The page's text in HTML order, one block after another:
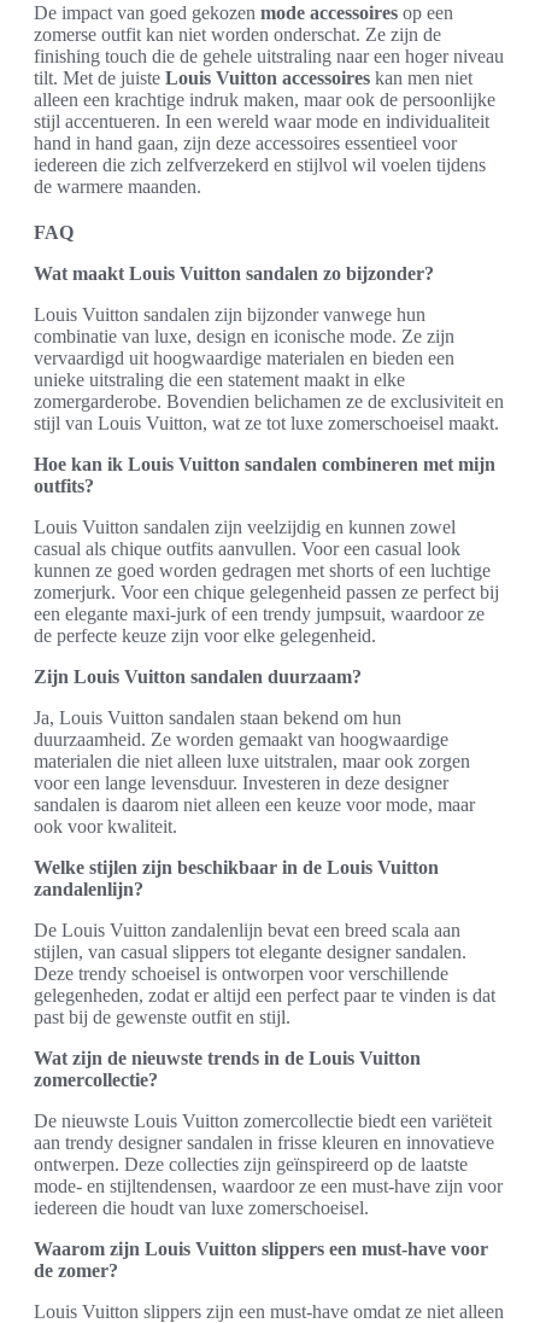
De impact van goed gekozen mode accessoires op een
zomerse outfit kan niet worden onderschat. Ze zijn de
finishing touch die de gehele uitstraling naar een hoger niveau
tilt. Met de juiste Louis Vuitton accessoires kan men niet
alleen een krachtige indruk maken, maar ook de persoonlijke
stijl accentueren. In een wereld waar mode en individualiteit
hand in hand gaan, zijn deze accessoires essentieel voor
iedereen die zich zelfverzekerd en stijlvol wil voelen tijdens
de warmere maanden.
FAQ
Wat maakt Louis Vuitton sandalen zo bijzonder?
Louis Vuitton sandalen zijn bijzonder vanwege hun
combinatie van luxe, design en iconische mode. Ze zijn
vervaardigd uit hoogwaardige materialen en bieden een
unieke uitstraling die een statement maakt in elke
zomergarderobe. Bovendien belichamen ze de exclusiviteit en
stijl van Louis Vuitton, wat ze tot luxe zomerschoeisel maakt.
Hoe kan ik Louis Vuitton sandalen combineren met mijn
outfits?
Louis Vuitton sandalen zijn veelzijdig en kunnen zowel
casual als chique outfits aanvullen. Voor een casual look
kunnen ze goed worden gedragen met shorts of een luchtige
zomerjurk. Voor een chique gelegenheid passen ze perfect bij
een elegante maxi-jurk of een trendy jumpsuit, waardoor ze
de perfecte keuze zijn voor elke gelegenheid.
Zijn Louis Vuitton sandalen duurzaam?
Ja, Louis Vuitton sandalen staan bekend om hun
duurzaamheid. Ze worden gemaakt van hoogwaardige
materialen die niet alleen luxe uitstralen, maar ook zorgen
voor een lange levensduur. Investeren in deze designer
sandalen is daarom niet alleen een keuze voor mode, maar
ook voor kwaliteit.
Welke stijlen zijn beschikbaar in de Louis Vuitton
zandalenlijn?
De Louis Vuitton zandalenlijn bevat een breed scala aan
stijlen, van casual slippers tot elegante designer sandalen.
Deze trendy schoeisel is ontworpen voor verschillende
gelegenheden, zodat er altijd een perfect paar te vinden is dat
past bij de gewenste outfit en stijl.
Wat zijn de nieuwste trends in de Louis Vuitton
zomercollectie?
De nieuwste Louis Vuitton zomercollectie biedt een variëteit
aan trendy designer sandalen in frisse kleuren en innovatieve
ontwerpen. Deze collecties zijn geïnspireerd op de laatste
mode- en stijltendensen, waardoor ze een must-have zijn voor
iedereen die houdt van luxe zomerschoeisel.
Waarom zijn Louis Vuitton slippers een must-have voor
de zomer?
Louis Vuitton slippers zijn een must-have omdat ze niet alleen